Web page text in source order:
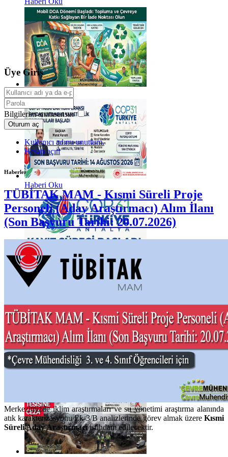
Haberi Oku
Haberi Oku
Haberi Oku
Haberi Oku
Üye Giriş
Bilgilerim anımsansın
Oturum aç
Kullanıcı adımı unuttum.
Hesap açın
Haberler
TÜBİTAK MAM - Kısmi Süreli Proje
Personeli (Aday Araştırmacı) Alım İlanı
(Son Başvuru Tarihi: 20.07.2026)
Merkezimizde iklim araştırmaları ve su yönetimi araştırma alanında
atık karakterizasyonu Ek-3/B analizlerinde görev almak üzere Kısmi
Süreli Aday Araştırmacıistihdam edilecektir.